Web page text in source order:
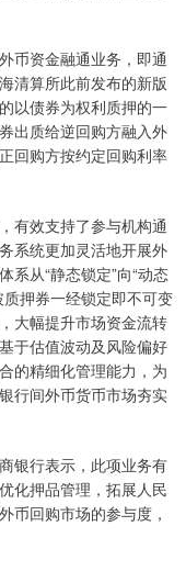
币资金融通业务，即通
清算所此前发布的新版
以债券为权利质押的一
出质给逆回购方融入外
回购方按约定回购利率
有效支持了参与机构通
系统更加灵活地开展外
系从“静态锁定”向“动态
押券一经锁定即不可变
大幅提升市场资金流转
于估值波动及风险偏好
的精细化管理能力，为
行间外币货币市场夯实
银行表示，此项业务有
化押品管理，拓展人民
币回购市场的参与度，